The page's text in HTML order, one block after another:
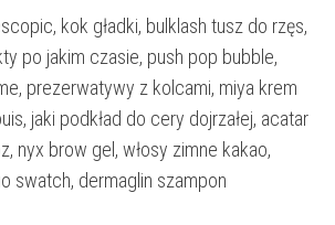
kok gładki, bulklash tusz do rzęs,
po jakim czasie, push pop bubble,
prezerwatywy z kolcami, miya krem
jaki podkład do cery dojrzałej, acatar
nyx brow gel, włosy zimne kakao,
swatch, dermaglin szampon